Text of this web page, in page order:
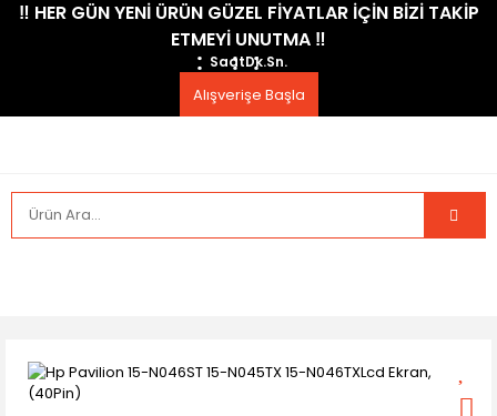
​‼️​ HER GÜN YENİ ÜRÜN GÜZEL FİYATLAR İÇİN BİZİ TAKİP
ETMEYİ UNUTMA ​‼️​
SaatDk.Sn.
Alışverişe Başla